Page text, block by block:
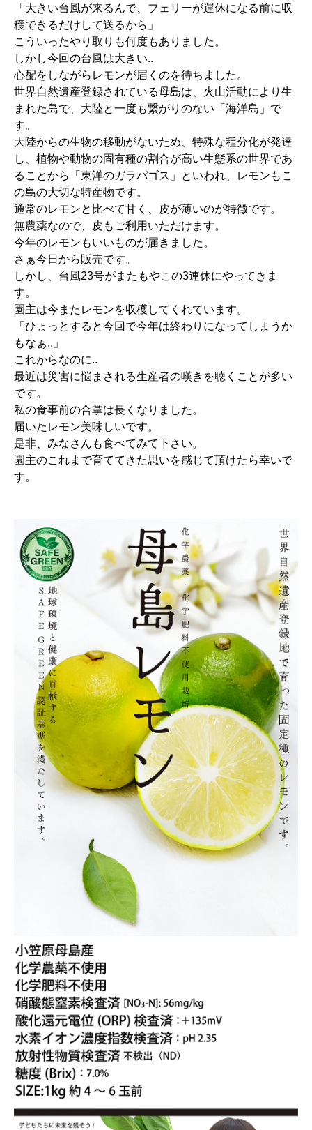
「大きい台風が来るんで、フェリーが運休になる前に収
穫できるだけして送るから」
こういったやり取りも何度もありました。
しかし今回の台風は大きい..
心配をしながらレモンが届くのを待ちました。
世界自然遺産登録されている母島は、火山活動により生
まれた島で、大陸と一度も繋がりのない「海洋島」で
す。
大陸からの生物の移動がないため、特殊な種分化が発達
し、植物や動物の固有種の割合が高い生態系の世界であ
ることから「東洋のガラパゴス」といわれ、レモンもこ
の島の大切な特産物です。
通常のレモンと比べて甘く、皮が薄いのが特徴です。
無農薬なので、皮もご利用いただけます。
今年のレモンもいいものが届きました。
さぁ今日から販売です。
しかし、台風23号がまたもやこの3連休にやってきま
す。
園主は今またレモンを収穫してくれています。
「ひょっとすると今回で今年は終わりになってしまうか
もなぁ..」
これからなのに..
最近は災害に悩まされる生産者の嘆きを聴くことが多い
です。
私の食事前の合掌は長くなりました。
届いたレモン美味しいです。
是非、みなさんも食べてみて下さい。
園主のこれまで育ててきた思いを感じて頂けたら幸いで
す。